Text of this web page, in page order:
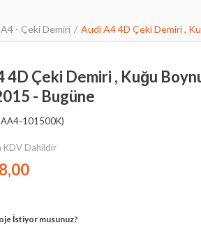
- Çeki Demiri Audi A4 4D Çeki Demiri ,
4D Çeki Demiri , Kuğu
- Bugüne
101500K)
KDV Dahildir
İstiyor musunuz?